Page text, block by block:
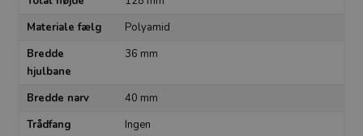
Materiale fælg
Polyamid
Bredde
hjulbane
36 mm
Bredde narv
40 mm
Trådfang
Ingen